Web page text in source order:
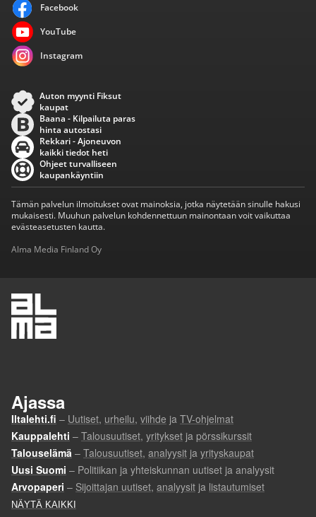
Facebook
YouTube
Instagram
Auton myynti Fiksut
kaupat
Baana - Kilpailuta paras
hinta autostasi
Rekkari - Ajoneuvon
kaikki tiedot heti
Ohjeet turvalliseen
kaupankäyntiin
Tämän palvelun ilmoitukset ovat mainoksia, jotka näytetään sinulle hakusi
mukaisesti. Muuhun palvelun kohdennettuun mainontaan voit vaikuttaa
evästeasetusten kautta.
Alma Media Finland Oy